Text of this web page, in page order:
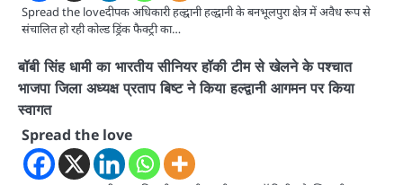
Spread the loveदीपक अधिकारी हल्द्वानी हल्द्वानी के बनभूलपुरा क्षेत्र में अवैध रूप से
संचालित हो रही कोल्ड ड्रिंक फैक्ट्री का…
बॉबी सिंह धामी का भारतीय सीनियर हॉकी टीम से खेलने के पश्चात
भाजपा जिला अध्यक्ष प्रताप बिष्ट ने किया हल्द्वानी आगमन पर किया
स्वागत
Spread the love